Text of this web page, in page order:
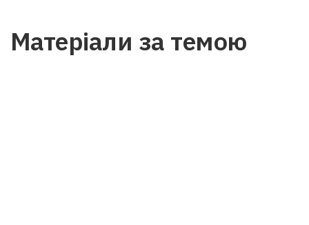
Матеріали за темою